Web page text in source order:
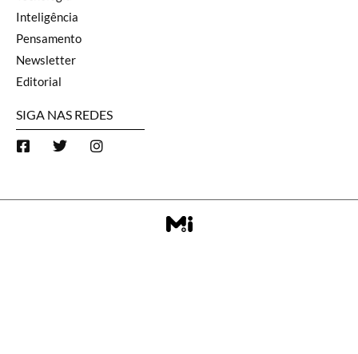
Inteligência
Pensamento
Newsletter
Editorial
SIGA NAS REDES